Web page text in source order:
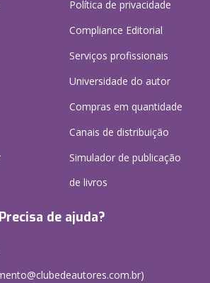
Política de privacidade
Compliance Editorial
Serviços profissionais
Universidade do autor
Compras em quantidade
Canais de distribuição
Simulador de publicação
de livros
Precisa de ajuda?